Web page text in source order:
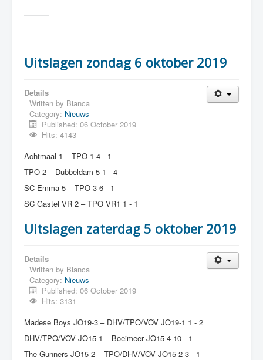
Uitslagen zondag 6 oktober 2019
Details
Written by Bianca
Category: Nieuws
Published: 06 October 2019
Hits: 4143
Achtmaal 1 – TPO 1 4 - 1
TPO 2 – Dubbeldam 5 1 - 4
SC Emma 5 – TPO 3 6 - 1
SC Gastel VR 2 – TPO VR1 1 - 1
Uitslagen zaterdag 5 oktober 2019
Details
Written by Bianca
Category: Nieuws
Published: 06 October 2019
Hits: 3131
Madese Boys JO19-3 – DHV/TPO/VOV JO19-1 1 - 2
DHV/TPO/VOV JO15-1 – Boeimeer JO15-4 10 - 1
The Gunners JO15-2 – TPO/DHV/VOV JO15-2 3 - 1